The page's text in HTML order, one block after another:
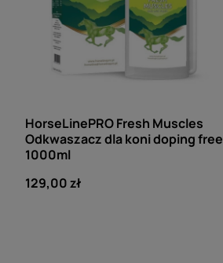
HorseLinePRO Fresh Muscles
Odkwaszacz dla koni doping free
1000ml
129,00 zł